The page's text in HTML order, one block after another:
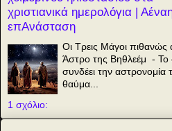
χριστιανικά ημερολόγια |
επΑνάσταση
Οι Τρεις Μάγοι
Άστρο της Βηθλεέμ -
συνδέει την αστρονομία
θαύμα...
1 σχόλιο: